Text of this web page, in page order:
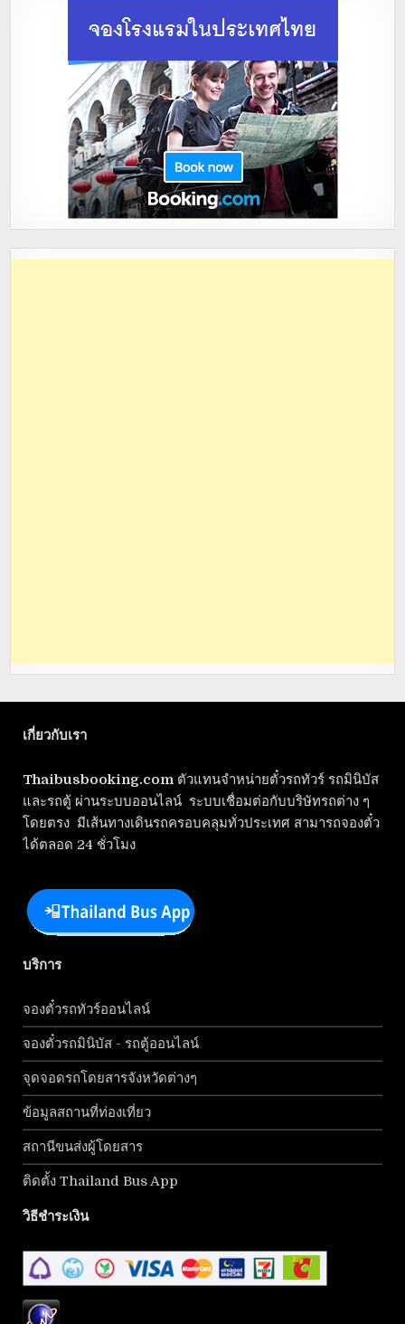
เกี่ยวกับเรา
Thaibusbooking.com ตัวแทนจำหน่ายตั๋วรถทัวร์ รถมินิบัส
และรถตู้ ผ่านระบบออนไลน์ ระบบเชื่อมต่อกับบริษัทรถต่าง ๆ
โดยตรง มีเส้นทางเดินรถครอบคลุมทั่วประเทศ สามารถจองตั๋ว
ได้ตลอด 24 ชั่วโมง
บริการ
จองตั๋วรถทัวร์ออนไลน์
จองตั๋วรถมินิบัส - รถตู้ออนไลน์
จุดจอดรถโดยสารจังหวัดต่างๆ
ข้อมูลสถานที่ท่องเที่ยว
สถานีขนส่งผู้โดยสาร
ติดตั้ง Thailand Bus App
วิธีชำระเงิน